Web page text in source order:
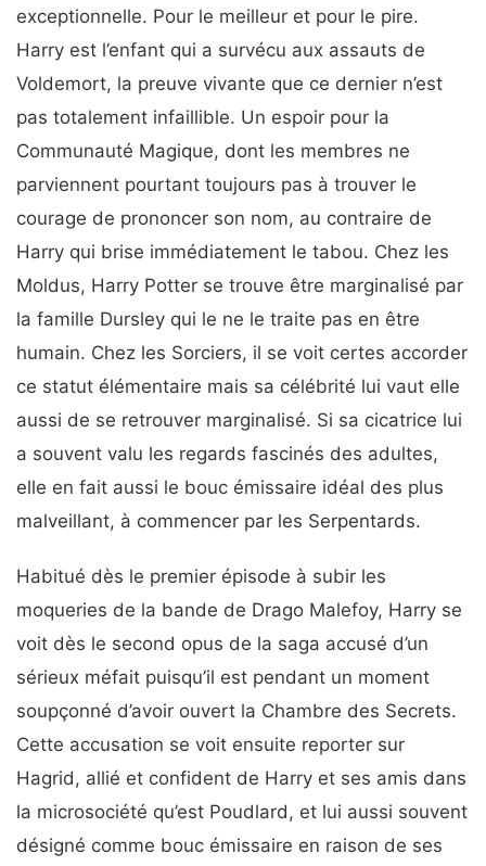
exceptionnelle. Pour le meilleur et pour le pire.
Harry est l’enfant qui a survécu aux assauts de
Voldemort, la preuve vivante que ce dernier n’est
pas totalement infaillible. Un espoir pour la
Communauté Magique, dont les membres ne
parviennent pourtant toujours pas à trouver le
courage de prononcer son nom, au contraire de
Harry qui brise immédiatement le tabou. Chez les
Moldus, Harry Potter se trouve être marginalisé par
la famille Dursley qui le ne le traite pas en être
humain. Chez les Sorciers, il se voit certes accorder
ce statut élémentaire mais sa célébrité lui vaut elle
aussi de se retrouver marginalisé. Si sa cicatrice lui
a souvent valu les regards fascinés des adultes,
elle en fait aussi le bouc émissaire idéal des plus
malveillant, à commencer par les Serpentards.
Habitué dès le premier épisode à subir les
moqueries de la bande de Drago Malefoy, Harry se
voit dès le second opus de la saga accusé d’un
sérieux méfait puisqu’il est pendant un moment
soupçonné d’avoir ouvert la Chambre des Secrets.
Cette accusation se voit ensuite reporter sur
Hagrid, allié et confident de Harry et ses amis dans
la microsociété qu’est Poudlard, et lui aussi souvent
désigné comme bouc émissaire en raison de ses